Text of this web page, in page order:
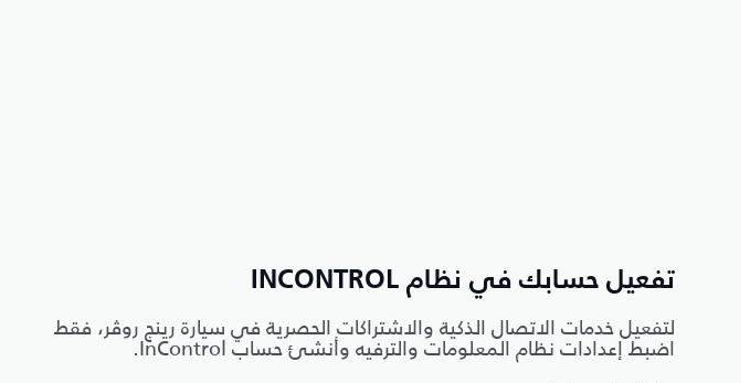
تفعيل حسابك في نظام INCONTROL
لتفعيل خدمات الاتصال الذكية والاشتراكات الحصرية في سيارة رينج روڤر، فقط
اضبط إعدادات نظام المعلومات والترفيه وأنشئ حساب InControl.